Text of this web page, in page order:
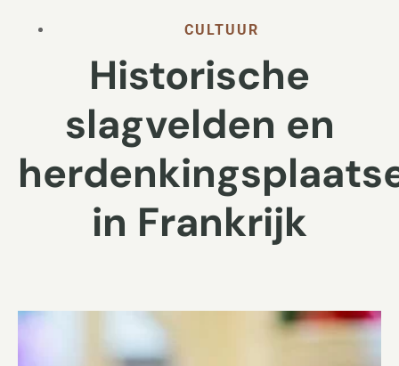
CULTUUR
Historische
slagvelden en
in Frankrijk